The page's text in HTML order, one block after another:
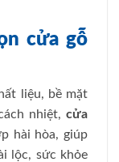
cửa gỗ
liệu, bề mặt
nhiệt, cửa
hài hòa, giúp
lộc, sức khỏe